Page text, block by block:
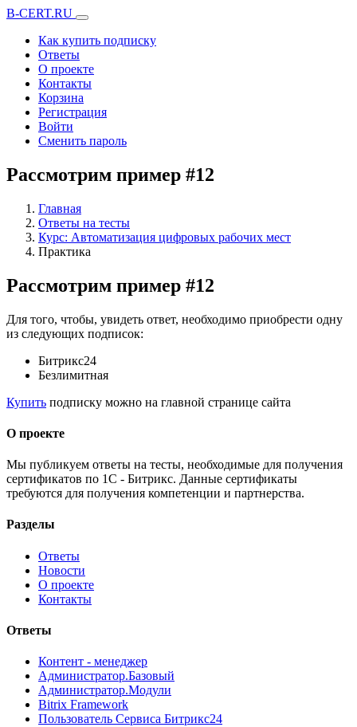
B-CERT.RU
Как купить подписку
Ответы
О проекте
Контакты
Корзина
Регистрация
Войти
Сменить пароль
Рассмотрим пример #12
Главная
Ответы на тесты
Курс: Автоматизация цифровых рабочих мест
Практика
Рассмотрим пример #12
Для того, чтобы, увидеть ответ, необходимо приобрести одну
из следующих подписок:
Битрикс24
Безлимитная
Купить подписку можно на главной странице сайта
О проекте
Мы публикуем ответы на тесты, необходимые для получения
сертификатов по 1С - Битрикс. Данные сертификаты
требуются для получения компетенции и партнерства.
Разделы
Ответы
Новости
О проекте
Контакты
Ответы
Контент - менеджер
Администратор.Базовый
Администратор.Модули
Bitrix Framework
Пользователь Сервиса Битрикс24